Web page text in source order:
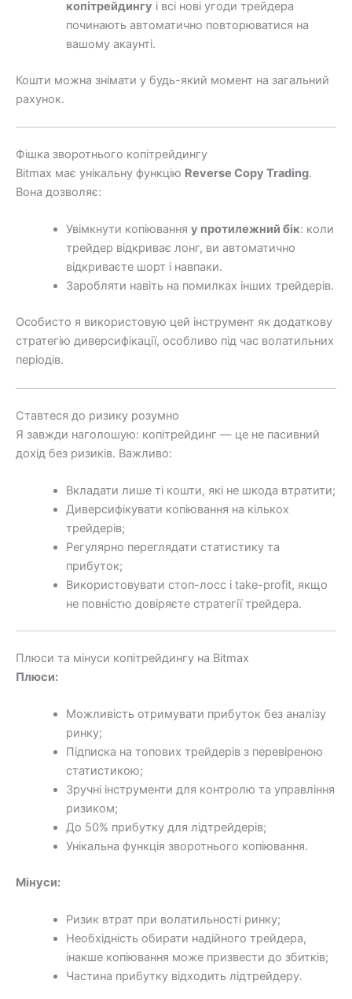
копітрейдингу і всі нові угоди трейдера
починають автоматично повторюватися на
вашому акаунті.
Кошти можна знімати у будь-який момент на загальний
рахунок.
Фішка зворотнього копітрейдингу
Bitmax має унікальну функцію Reverse Copy Trading.
Вона дозволяє:
Увімкнути копіювання у протилежний бік: коли
трейдер відкриває лонг, ви автоматично
відкриваєте шорт і навпаки.
Заробляти навіть на помилках інших трейдерів.
Особисто я використовую цей інструмент як додаткову
стратегію диверсифікації, особливо під час волатильних
періодів.
Ставтеся до ризику розумно
Я завжди наголошую: копітрейдинг — це не пасивний
дохід без ризиків. Важливо:
Вкладати лише ті кошти, які не шкода втратити;
Диверсифікувати копіювання на кількох
трейдерів;
Регулярно переглядати статистику та
прибуток;
Використовувати стоп-лосс і take-profit, якщо
не повністю довіряєте стратегії трейдера.
Плюси та мінуси копітрейдингу на Bitmax
Плюси:
Можливість отримувати прибуток без аналізу
ринку;
Підписка на топових трейдерів з перевіреною
статистикою;
Зручні інструменти для контролю та управління
ризиком;
До 50% прибутку для лідтрейдерів;
Унікальна функція зворотнього копіювання.
Мінуси:
Ризик втрат при волатильності ринку;
Необхідність обирати надійного трейдера,
інакше копіювання може призвести до збитків;
Частина прибутку відходить лідтрейдеру.